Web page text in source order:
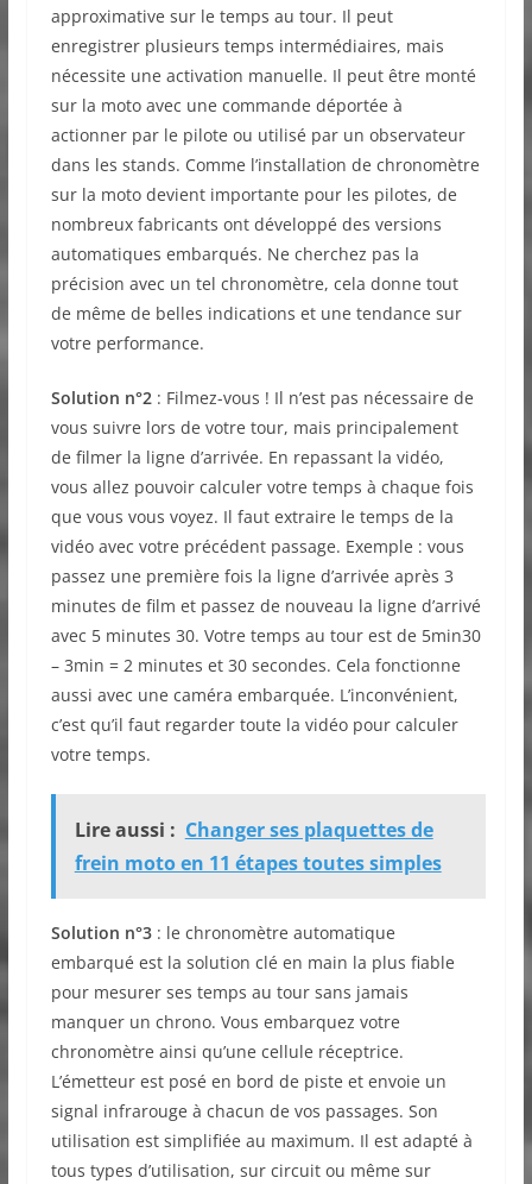
approximative sur le temps au tour. Il peut
enregistrer plusieurs temps intermédiaires, mais
nécessite une activation manuelle. Il peut être monté
sur la moto avec une commande déportée à
actionner par le pilote ou utilisé par un observateur
dans les stands. Comme l’installation de chronomètre
sur la moto devient importante pour les pilotes, de
nombreux fabricants ont développé des versions
automatiques embarqués. Ne cherchez pas la
précision avec un tel chronomètre, cela donne tout
de même de belles indications et une tendance sur
votre performance.
Solution n°2: Filmez-vous ! Il n’est pas nécessaire de
vous suivre lors de votre tour, mais principalement
de filmer la ligne d’arrivée. En repassant la vidéo,
vous allez pouvoir calculer votre temps à chaque fois
que vous vous voyez. Il faut extraire le temps de la
vidéo avec votre précédent passage. Exemple : vous
passez une première fois la ligne d’arrivée après 3
minutes de film et passez de nouveau la ligne d’arrivé
avec 5 minutes 30. Votre temps au tour est de 5min30
– 3min = 2 minutes et 30 secondes. Cela fonctionne
aussi avec une caméra embarquée. L’inconvénient,
c’est qu’il faut regarder toute la vidéo pour calculer
votre temps.
Lire aussi : Changer ses plaquettes de
frein moto en 11 étapes toutes simples
Solution n°3: le chronomètre automatique
embarqué est la solution clé en main la plus fiable
pour mesurer ses temps au tour sans jamais
manquer un chrono. Vous embarquez votre
chronomètre ainsi qu’une cellule réceptrice.
L’émetteur est posé en bord de piste et envoie un
signal infrarouge à chacun de vos passages. Son
utilisation est simplifiée au maximum. Il est adapté à
tous types d’utilisation, sur circuit ou même sur